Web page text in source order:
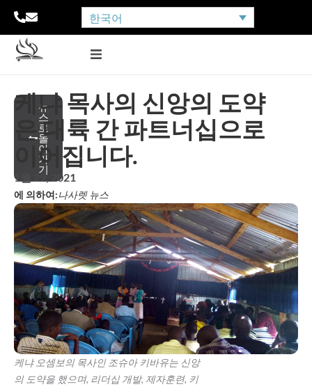
한국어
뉴
스
로
돌
아
가
기
케냐 목사의 신앙의 도약
은 대륙 간 파트너십으로
이어집니다.
1월 29, 2021
에 의하여:나사렛 뉴스
케냐 오셈보의 목사인 조슈아 키바유는 신앙
의 도약을 했으며, 리더십 개발, 제자훈련, 키